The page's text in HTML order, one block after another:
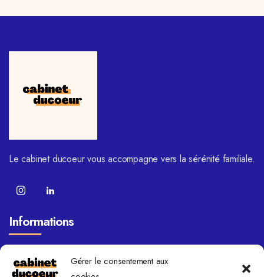
Gérer le consentement aux
Le cabinet ducoeur vous accompagne vers la sérénité familiale.
Informations
Blog